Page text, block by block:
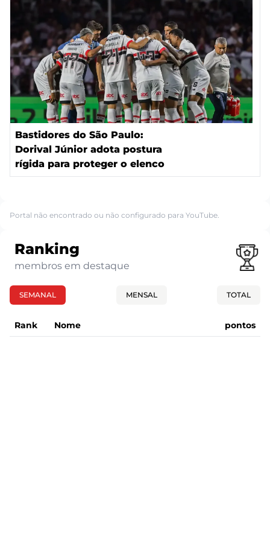
Bastidores do São Paulo:
Dorival Júnior adota postura
rígida para proteger o elenco
Portal não encontrado ou não configurado para YouTube.
Ranking
membros em destaque
SEMANAL MENSAL TOTAL
Rank Nome pontos